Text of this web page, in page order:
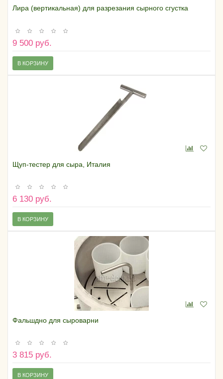
Лира (вертикальная) для разрезания сырного сгустка
9 500 руб.
В КОРЗИНУ
Щуп-тестер для сыра, Италия
6 130 руб.
В КОРЗИНУ
Фальшдно для сыроварни
3 815 руб.
В КОРЗИНУ